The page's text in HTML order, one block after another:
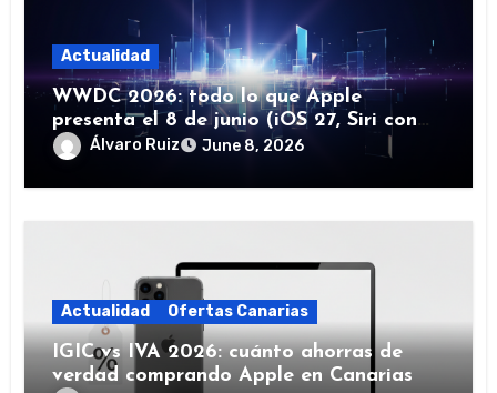
Actualidad
WWDC 2026: todo lo que Apple
presenta el 8 de junio (iOS 27, Siri con
IA y más)
Álvaro Ruiz June 8, 2026
Actualidad Ofertas Canarias
IGIC vs IVA 2026: cuánto ahorras de
verdad comprando Apple en Canarias